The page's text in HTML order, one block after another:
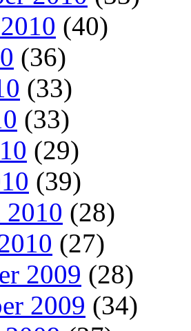
(40)
(36)
(33)
(33)
(29)
(39)
(28)
(27)
2009 (28)
2009 (34)